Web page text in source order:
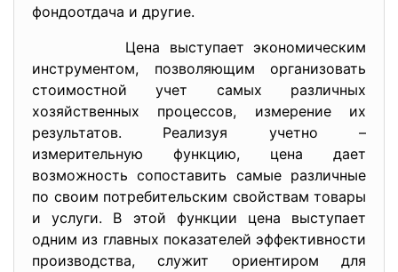
фондоотдача и другие.
Цена выступает экономическим
инструментом, позволяющим организовать
стоимостной учет самых различных
хозяйственных процессов, измерение их
результатов. Реализуя учетно –
измерительную функцию, цена дает
возможность сопоставить самые различные
по своим потребительским свойствам товары
и услуги. В этой функции цена выступает
одним из главных показателей эффективности
производства, служит ориентиром для